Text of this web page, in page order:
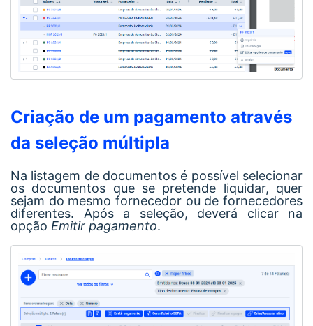
Criação de um pagamento através
da seleção múltipla
Na listagem de documentos é possível selecionar
os documentos que se pretende liquidar, quer
sejam do mesmo fornecedor ou de fornecedores
diferentes. Após a seleção, deverá clicar na
opção Emitir pagamento.